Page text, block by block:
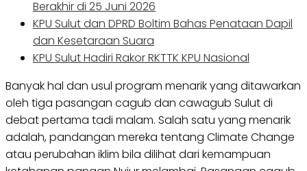
Berakhir di 25 Juni 2026
KPU Sulut dan DPRD Boltim Bahas Penataan Dapil
dan Kesetaraan Suara
KPU Sulut Hadiri Rakor RKTTK KPU Nasional
Banyak hal dan usul program menarik yang ditawarkan
oleh tiga pasangan cagub dan cawagub Sulut di
debat pertama tadi malam. Salah satu yang menarik
adalah, pandangan mereka tentang Climate Change
atau perubahan iklim bila dilihat dari kemampuan